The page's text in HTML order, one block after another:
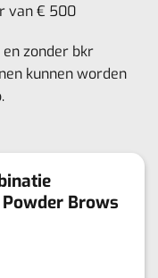
van € 500
zonder bkr
kunnen worden
Brows